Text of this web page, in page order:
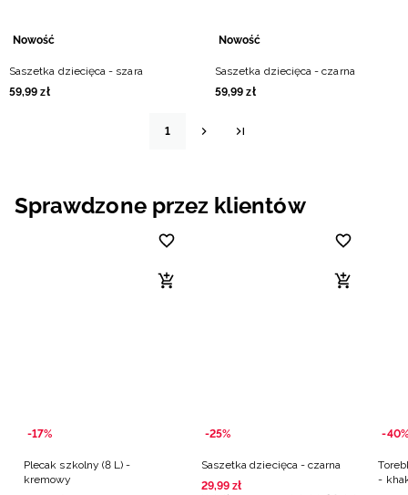
Nowość
Saszetka dziecięca - szara
59,99 zł
Nowość
Saszetka dziecięca - czarna
59,99 zł
1
Sprawdzone przez klientów
-17%
Plecak szkolny (8 L) -
kremowy
-25%
Saszetka dziecięca - czarna
29,99 zł
-40%
-